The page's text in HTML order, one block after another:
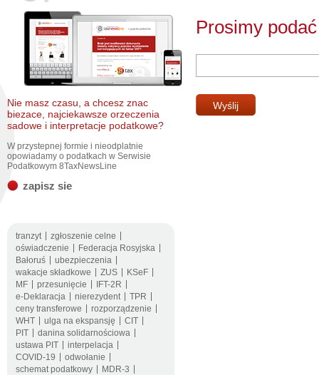
Nie masz czasu, a chcesz znac
biezace, najciekawsze orzeczenia
sadowe i interpretacje podatkowe?
W przystepnej formie i nieodplatnie
opowiadamy o podatkach w Serwisie
Podatkowym 8TaxNewsLine
zapisz sie
tranzyt
zgłoszenie celne
oświadczenie
Federacja Rosyjska
Bałoruś
ubezpieczenia
wakacje składkowe
ZUS
KSeF
MF
przesunięcie
IFT-2R
e-Deklaracja
nierezydent
TPR
ceny transferowe
rozporządzenie
WHT
ulga na ekspansję
CIT
PIT
danina solidarnościowa
ustawa PIT
interpelacja
COVID-19
odwołanie
schemat podatkowy
MDR-3
Prosimy